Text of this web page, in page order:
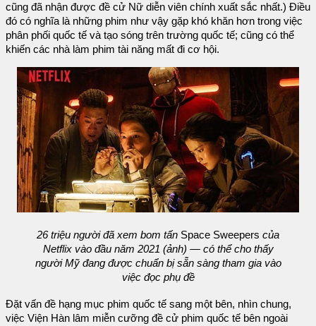
cũng đã nhận được đề cử Nữ diễn viên chính xuất sắc nhất.) Điều
đó có nghĩa là những phim như vậy gặp khó khăn hơn trong việc
phân phối quốc tế và tạo sóng trên trường quốc tế; cũng có thể
khiến các nhà làm phim tài năng mất đi cơ hội.
26 triệu người đã xem bom tấn Space Sweepers của
Netflix vào đầu năm 2021 (ảnh) — có thể cho thấy
người Mỹ đang được chuẩn bị sẵn sàng tham gia vào
việc đọc phụ đề
Đặt vấn đề hạng mục phim quốc tế sang một bên, nhìn chung,
việc Viện Hàn lâm miễn cưỡng đề cử phim quốc tế bên ngoài